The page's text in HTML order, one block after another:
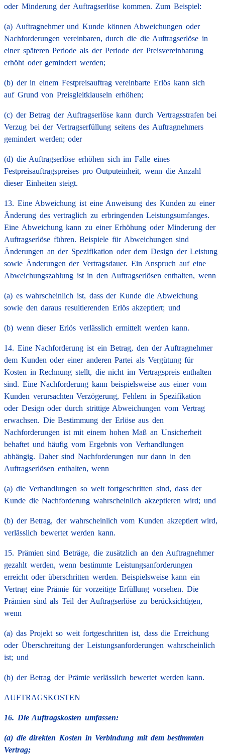
oder Minderung der Auftragserlöse kommen. Zum Beispiel:
(a) Auftragnehmer und Kunde können Abweichungen oder
Nachforderungen vereinbaren, durch die die Auftragserlöse in
einer späteren Periode als der Periode der Preisvereinbarung
erhöht oder gemindert werden;
(b) der in einem Festpreisauftrag vereinbarte Erlös kann sich
auf Grund von Preisgleitklauseln erhöhen;
(c) der Betrag der Auftragserlöse kann durch Vertragsstrafen bei
Verzug bei der Vertragserfüllung seitens des Auftragnehmers
gemindert werden; oder
(d) die Auftragserlöse erhöhen sich im Falle eines
Festpreisauftragspreises pro Outputeinheit, wenn die Anzahl
dieser Einheiten steigt.
13. Eine Abweichung ist eine Anweisung des Kunden zu einer
Änderung des vertraglich zu erbringenden Leistungsumfanges.
Eine Abweichung kann zu einer Erhöhung oder Minderung der
Auftragserlöse führen. Beispiele für Abweichungen sind
Änderungen an der Spezifikation oder dem Design der Leistung
sowie Änderungen der Vertragsdauer. Ein Anspruch auf eine
Abweichungszahlung ist in den Auftragserlösen enthalten, wenn
(a) es wahrscheinlich ist, dass der Kunde die Abweichung
sowie den daraus resultierenden Erlös akzeptiert; und
(b) wenn dieser Erlös verlässlich ermittelt werden kann.
14. Eine Nachforderung ist ein Betrag, den der Auftragnehmer
dem Kunden oder einer anderen Partei als Vergütung für
Kosten in Rechnung stellt, die nicht im Vertragspreis enthalten
sind. Eine Nachforderung kann beispielsweise aus einer vom
Kunden verursachten Verzögerung, Fehlern in Spezifikation
oder Design oder durch strittige Abweichungen vom Vertrag
erwachsen. Die Bestimmung der Erlöse aus den
Nachforderungen ist mit einem hohen Maß an Unsicherheit
behaftet und häufig vom Ergebnis von Verhandlungen
abhängig. Daher sind Nachforderungen nur dann in den
Auftragserlösen enthalten, wenn
(a) die Verhandlungen so weit fortgeschritten sind, dass der
Kunde die Nachforderung wahrscheinlich akzeptieren wird; und
(b) der Betrag, der wahrscheinlich vom Kunden akzeptiert wird,
verlässlich bewertet werden kann.
15. Prämien sind Beträge, die zusätzlich an den Auftragnehmer
gezahlt werden, wenn bestimmte Leistungsanforderungen
erreicht oder überschritten werden. Beispielsweise kann ein
Vertrag eine Prämie für vorzeitige Erfüllung vorsehen. Die
Prämien sind als Teil der Auftragserlöse zu berücksichtigen,
wenn
(a) das Projekt so weit fortgeschritten ist, dass die Erreichung
oder Überschreitung der Leistungsanforderungen wahrscheinlich
ist; und
(b) der Betrag der Prämie verlässlich bewertet werden kann.
AUFTRAGSKOSTEN
16. Die Auftragskosten umfassen:
(a) die direkten Kosten in Verbindung mit dem bestimmten
Vertrag;